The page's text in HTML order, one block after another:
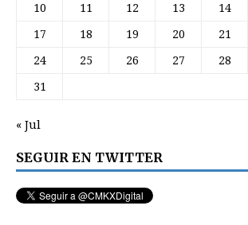
10 11 12 13 14
17 18 19 20 21
24 25 26 27 28
31
« Jul
SEGUIR EN TWITTER